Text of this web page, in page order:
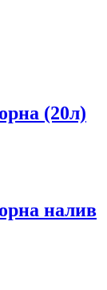
(20л)
налив